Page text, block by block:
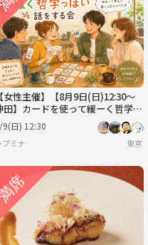
【女性主催】【8月9日(日)12:30～
田】カードを使って緩ーく哲学っ
い事を話す会
9(日) 12:30
ブミナ 東京